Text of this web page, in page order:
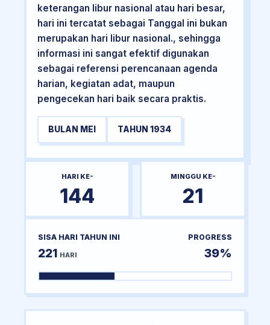
keterangan libur nasional atau hari besar,
hari ini tercatat sebagai Tanggal ini bukan
merupakan hari libur nasional., sehingga
informasi ini sangat efektif digunakan
sebagai referensi perencanaan agenda
harian, kegiatan adat, maupun
pengecekan hari baik secara praktis.
BULAN MEI TAHUN 1934
HARI KE-
144
MINGGU KE-
21
SISA HARI TAHUN INI
221 HARI
PROGRESS
39%